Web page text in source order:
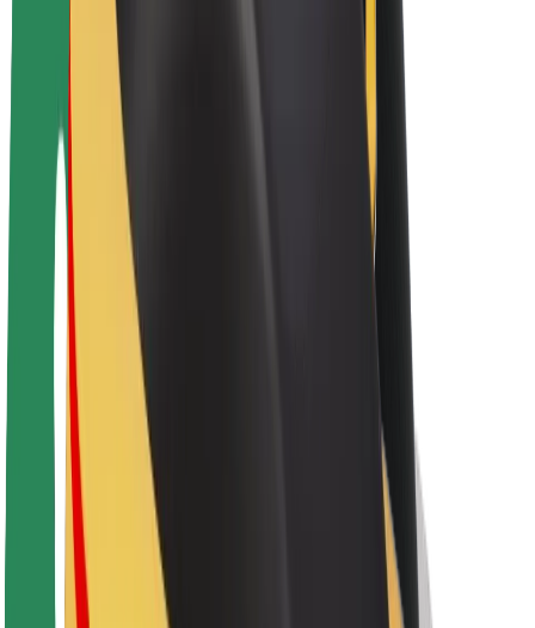
Karijere
O platformi Bolt
Održivost uz Bolt
Projekt nula
Blog
Novosti
Smjernice za brend
Misija
Odnosi s investitorima
Vodstvo
Brend
Mediji
Urban Fund
Sigurnost
Sigurnost korisnika